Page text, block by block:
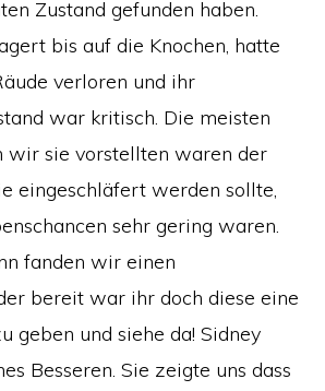
Zustand gefunden haben.
bis auf die Knochen, hatte
verloren und ihr
war kritisch. Die meisten
wir sie vorstellten waren der
eingeschläfert werden sollte,
sehr gering waren.
fanden wir einen
bereit war ihr doch diese eine
geben und siehe da! Sidney
Besseren. Sie zeigte uns dass